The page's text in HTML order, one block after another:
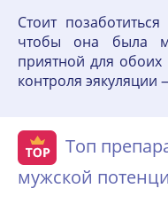
Стоит
чтобы она была
приятной для
контроля эякуляции
Топ
мужской